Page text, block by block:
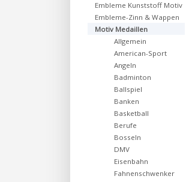
Embleme Kunststoff Motiv
Embleme-Zinn & Wappen
Motiv Medaillen
Allgemein
American-Sport
Angeln
Badminton
Ballspiel
Banken
Basketball
Berufe
Bosseln
DMV
Eisenbahn
Fahnenschwenker